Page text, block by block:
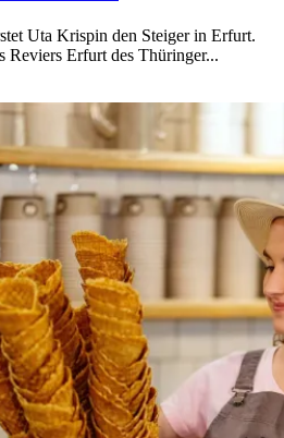
Uta Krispin den Steiger in Erfurt.
Reviers Erfurt des Thüringer...